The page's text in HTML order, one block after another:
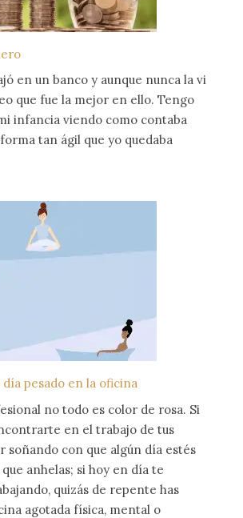
en un banco y aunque nunca la vi
que fue la mejor en ello. Tengo
infancia viendo como contaba
tan ágil que yo quedaba
día pesado en la oficina
no todo es color de rosa. Si
en el trabajo de tus
soñando con que algún día estés
anhelas; si hoy en día te
quizás de repente has
agotada física, mental o